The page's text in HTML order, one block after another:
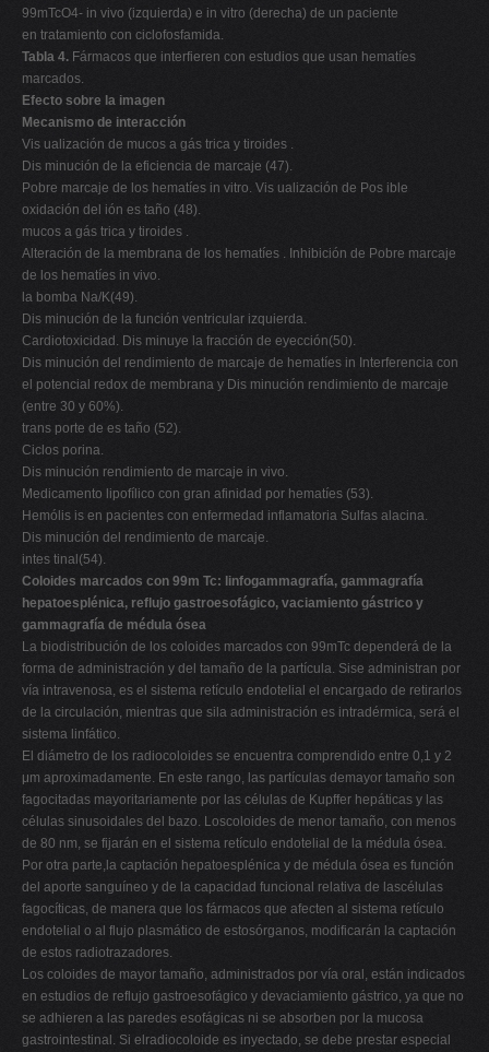
99mTcO4- in vivo (izquierda) e in vitro (derecha) de un paciente
en tratamiento con ciclofosfamida.
Tabla 4. Fármacos que interfieren con estudios que usan hematíes
marcados.
Efecto sobre la imagen
Mecanismo de interacción
Vis ualización de mucos a gás trica y tiroides .
Dis minución de la eficiencia de marcaje (47).
Pobre marcaje de los hematíes in vitro. Vis ualización de Pos ible
oxidación del ión es taño (48).
mucos a gás trica y tiroides .
Alteración de la membrana de los hematíes . Inhibición de Pobre marcaje
de los hematíes in vivo.
la bomba Na/K(49).
Dis minución de la función ventricular izquierda.
Cardiotoxicidad. Dis minuye la fracción de eyección(50).
Dis minución del rendimiento de marcaje de hematíes in Interferencia con
el potencial redox de membrana y Dis minución rendimiento de marcaje
(entre 30 y 60%).
trans porte de es taño (52).
Ciclos porina.
Dis minución rendimiento de marcaje in vivo.
Medicamento lipofílico con gran afinidad por hematíes (53).
Hemólis is en pacientes con enfermedad inflamatoria Sulfas alacina.
Dis minución del rendimiento de marcaje.
intes tinal(54).
Coloides marcados con 99m Tc: linfogammagrafía, gammagrafía
hepatoesplénica, reflujo gastroesofágico, vaciamiento gástrico y
gammagrafía de médula ósea
La biodistribución de los coloides marcados con 99mTc dependerá de la
forma de administración y del tamaño de la partícula. Sise administran por
vía intravenosa, es el sistema retículo endotelial el encargado de retirarlos
de la circulación, mientras que sila administración es intradérmica, será el
sistema linfático.
El diámetro de los radiocoloides se encuentra comprendido entre 0,1 y 2
μm aproximadamente. En este rango, las partículas demayor tamaño son
fagocitadas mayoritariamente por las células de Kupffer hepáticas y las
células sinusoidales del bazo. Loscoloides de menor tamaño, con menos
de 80 nm, se fijarán en el sistema retículo endotelial de la médula ósea.
Por otra parte,la captación hepatoesplénica y de médula ósea es función
del aporte sanguíneo y de la capacidad funcional relativa de lascélulas
fagocíticas, de manera que los fármacos que afecten al sistema retículo
endotelial o al flujo plasmático de estosórganos, modificarán la captación
de estos radiotrazadores.
Los coloides de mayor tamaño, administrados por vía oral, están indicados
en estudios de reflujo gastroesofágico y devaciamiento gástrico, ya que no
se adhieren a las paredes esofágicas ni se absorben por la mucosa
gastrointestinal. Si elradiocoloide es inyectado, se debe prestar especial